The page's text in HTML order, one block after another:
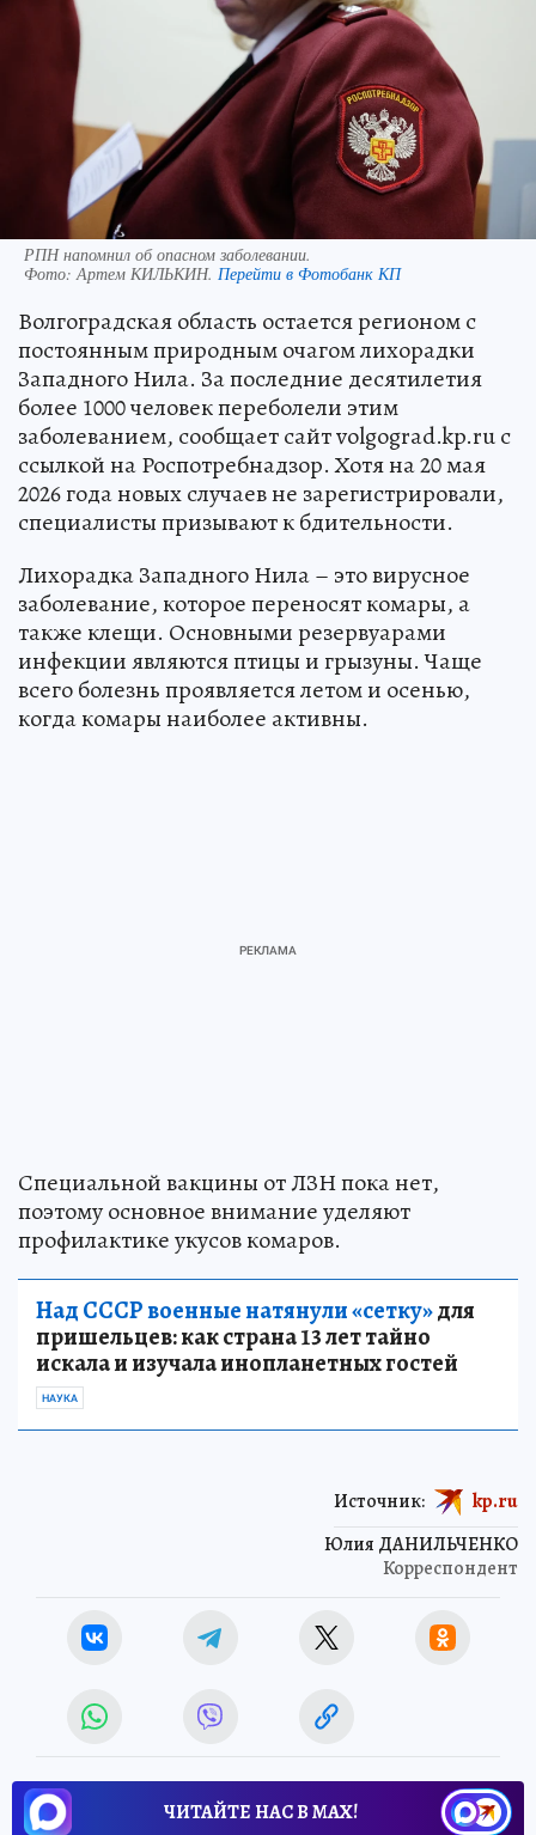
РПН напомнил об опасном заболевании.
Фото:Артем КИЛЬКИН. Перейти в Фотобанк КП
Волгоградская область остается регионом с
постоянным природным очагом лихорадки
Западного Нила. За последние десятилетия
более 1000 человек переболели этим
заболеванием, сообщает сайт volgograd.kp.ru с
ссылкой на Роспотребнадзор. Хотя на 20 мая
2026 года новых случаев не зарегистрировали,
специалисты призывают к бдительности.
Лихорадка Западного Нила – это вирусное
заболевание, которое переносят комары, а
также клещи. Основными резервуарами
инфекции являются птицы и грызуны. Чаще
всего болезнь проявляется летом и осенью,
когда комары наиболее активны.
Специальной вакцины от ЛЗН пока нет,
поэтому основное внимание уделяют
профилактике укусов комаров.
Над СССР военные натянули «сетку»для
пришельцев: как страна 13 лет тайно
искала и изучала инопланетных гостей
НАУКА
Юлия ДАНИЛЬЧЕНКО
Корреспондент
Источник: kp.ru
ЧИТАЙТЕ НАС В МАХ!